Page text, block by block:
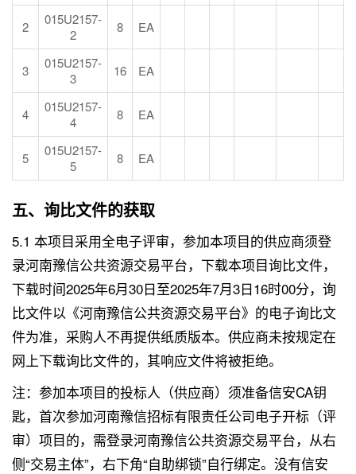
2
015U2157-
2
8 EA
3
015U2157-
3
16 EA
4
015U2157-
4
8 EA
5
015U2157-
5
8 EA
五、询比文件的获取
5.1 本项目采用全电子评审，参加本项目的供应商须登
录河南豫信公共资源交易平台，下载本项目询比文件，
下载时间2025年6月30日至2025年7月3日16时00分，询
比文件以《河南豫信公共资源交易平台》的电子询比文
件为准，采购人不再提供纸质版本。供应商未按规定在
网上下载询比文件的，其响应文件将被拒绝。
注：参加本项目的投标人（供应商）须准备信安CA钥
匙，首次参加河南豫信招标有限责任公司电子开标（评
审）项目的，需登录河南豫信公共资源交易平台，从右
侧“交易主体”，右下角“自助绑锁”自行绑定。没有信安